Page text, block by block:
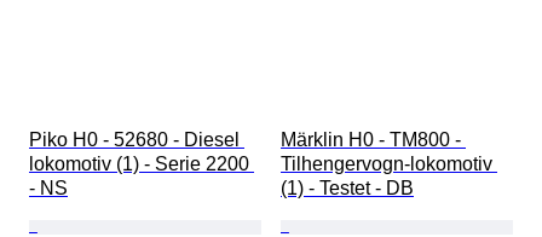
Piko H0 - 52680 - Diesel
lokomotiv (1) - Serie 2200
- NS
Märklin H0 - TM800 -
Tilhengervogn-lokomotiv
(1) - Testet - DB